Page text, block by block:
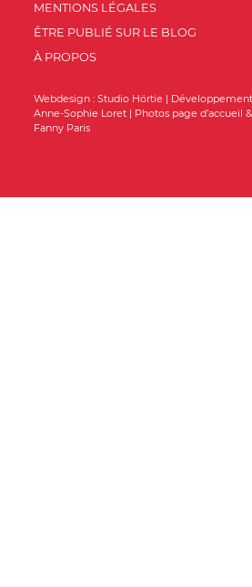
MENTIONS LÉGALES
ÊTRE PUBLIÉ SUR LE BLOG
À PROPOS
Webdesign :Studio Hörtie |
Anne-Sophie Loret | Photos page d’accueil
Fanny Paris